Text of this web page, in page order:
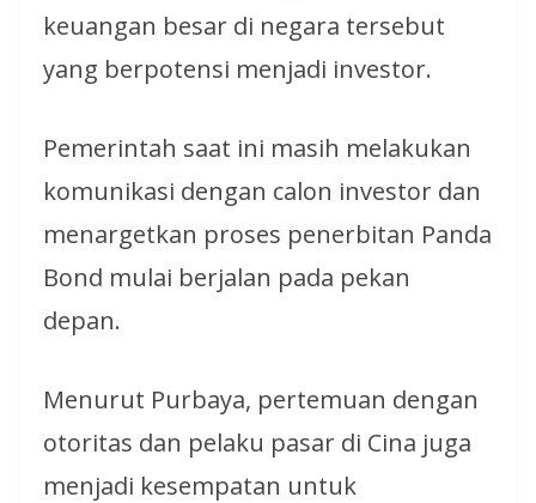
keuangan besar di negara tersebut
yang berpotensi menjadi investor.
Pemerintah saat ini masih melakukan
komunikasi dengan calon investor dan
menargetkan proses penerbitan Panda
Bond mulai berjalan pada pekan
depan.
Menurut Purbaya, pertemuan dengan
otoritas dan pelaku pasar di Cina juga
menjadi kesempatan untuk